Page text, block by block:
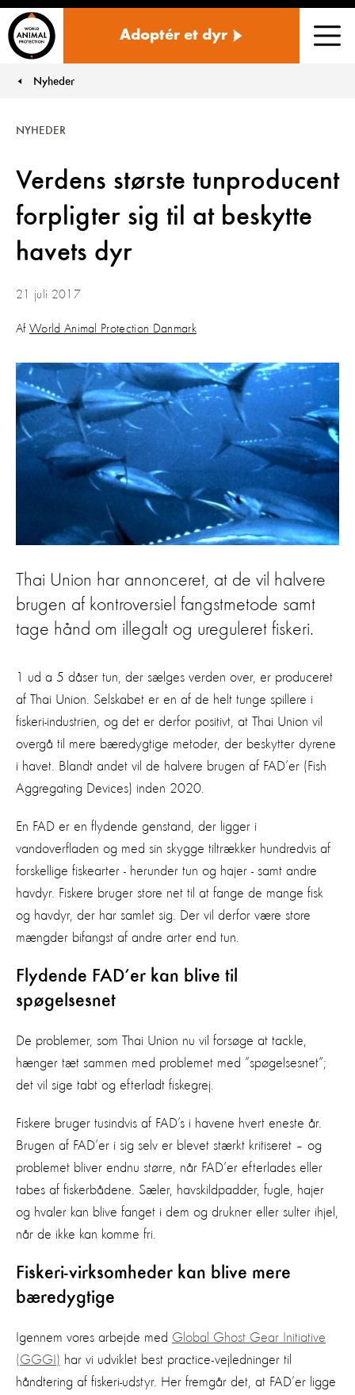
Adoptér et dyr
You are here:
Nyheder
Verdens største tunproducent
forpligter sig til at beskytte
havets dyr
NYHEDER
21 juli 2017
Af World Animal Protection Danmark
Thai Union har annonceret, at de vil halvere
brugen af kontroversiel fangstmetode samt
tage hånd om illegalt og ureguleret fiskeri.
1 ud a 5 dåser tun, der sælges verden over, er produceret
af Thai Union. Selskabet er en af de helt tunge spillere i
fiskeri-industrien, og det er derfor positivt, at Thai Union vil
overgå til mere bæredygtige metoder, der beskytter dyrene
i havet. Blandt andet vil de halvere brugen af FAD’er (Fish
Aggregating Devices) inden 2020.
En FAD er en flydende genstand, der ligger i
vandoverfladen og med sin skygge tiltrækker hundredvis af
forskellige fiskearter - herunder tun og hajer - samt andre
havdyr. Fiskere bruger store net til at fange de mange fisk
og havdyr, der har samlet sig. Der vil derfor være store
mængder bifangst af andre arter end tun.
Flydende FAD’er kan blive til
spøgelsesnet
De problemer, som Thai Union nu vil forsøge at tackle,
hænger tæt sammen med problemet med ”spøgelsesnet”;
det vil sige tabt og efterladt fiskegrej.
Fiskere bruger tusindvis af FAD’s i havene hvert eneste år.
Brugen af FAD’er i sig selv er blevet stærkt kritiseret – og
problemet bliver endnu større, når FAD’er efterlades eller
tabes af fiskerbådene. Sæler, havskildpadder, fugle, hajer
og hvaler kan blive fanget i dem og drukner eller sulter ihjel,
når de ikke kan komme fri.
Fiskeri-virksomheder kan blive mere
bæredygtige
Igennem vores arbejde med Global Ghost Gear Initiative
(GGGI) har vi udviklet best practice-vejledninger til
håndtering af fiskeri-udstyr. Her fremgår det, at FAD’er ligge